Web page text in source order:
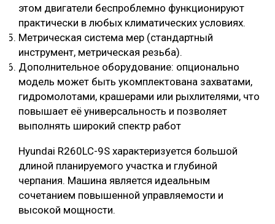
этом двигатели беспроблемно функционируют
практически в любых климатических условиях.
Метрическая система мер (стандартный
инструмент, метрическая резьба).
Дополнительное оборудование: опционально
модель может быть укомплектована захватами,
гидромолотами, крашерами или рыхлителями, что
повышает её универсальность и позволяет
выполнять широкий спектр работ
Hyundai R260LC-9S характеризуется большой
длиной планируемого участка и глубиной
черпания. Машина является идеальным
сочетанием повышенной управляемости и
высокой мощности.